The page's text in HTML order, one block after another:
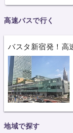
高速バスで行く
バスタ新宿発！高
地域で探す